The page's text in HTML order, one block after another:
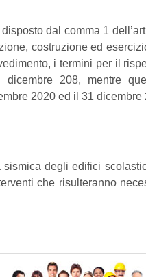
dal comma 1
costruzione ed
i termini per il
208, mentre
2020 ed il 31 dicembre
degli edifici
che risulteranno